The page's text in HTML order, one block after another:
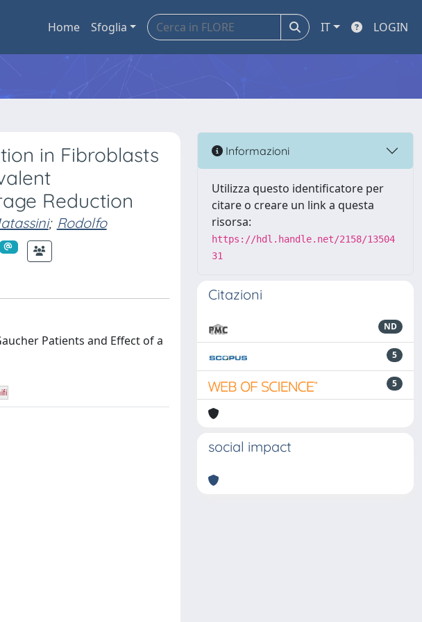
Home Sfoglia IT LOGIN
in Fibroblasts
Reduction
; Rodolfo
Patients and Effect of a
Informazioni
Utilizza questo identificatore per
citare o creare un link a questa
risorsa:
https://hdl.handle.net/2158/13504
31
Citazioni
ND
5
5
social impact